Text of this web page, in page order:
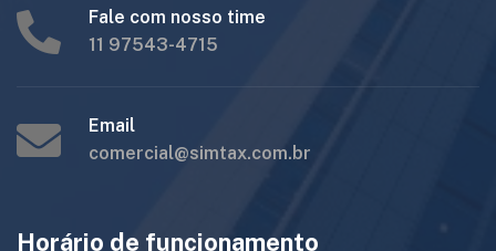
Fale com nosso time
11 97543-4715
Email
comercial@simtax.com.br
Horário de funcionamento